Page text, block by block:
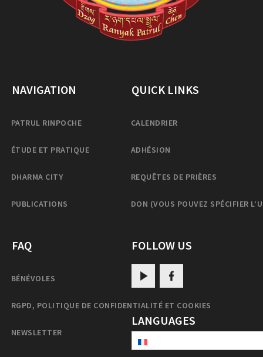
NAVIGATION
PATRUL RINPOCHE
ÉTUDE ET PRATIQUE
DHARMA CITY
PUBLICATIONS
QUICK LINKS
CALENDRIER
ADHÉSION
REQUÊTES DE PRIÈRES
DON (VOUS POUVEZ SPÉCIFIER
FAQ
BÉNÉVOLES
RGPD, POLITIQUE DE CONFIDENTIALITÉ ET COOKIES
NEWSLETTER
FOLLOW US
LANGUAGES